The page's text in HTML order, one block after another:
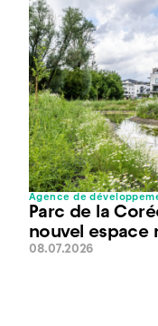
Agence de
Parc de la
nouvel espace
Papeteries
08.07.2026